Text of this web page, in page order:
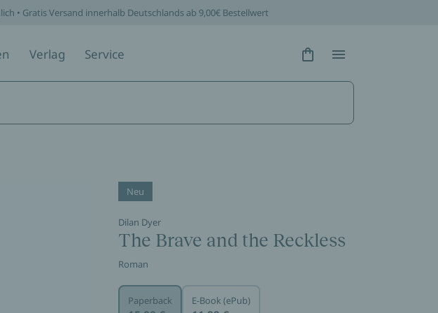
• Gratis Versand innerhalb Deutschlands ab 9,00€ Bestellwert
Verlag Service Hidden Text
Hidden Text
Neu
Dilan Dyer
The Brave and the Reckless
Roman
Paperback E-Book (ePub)